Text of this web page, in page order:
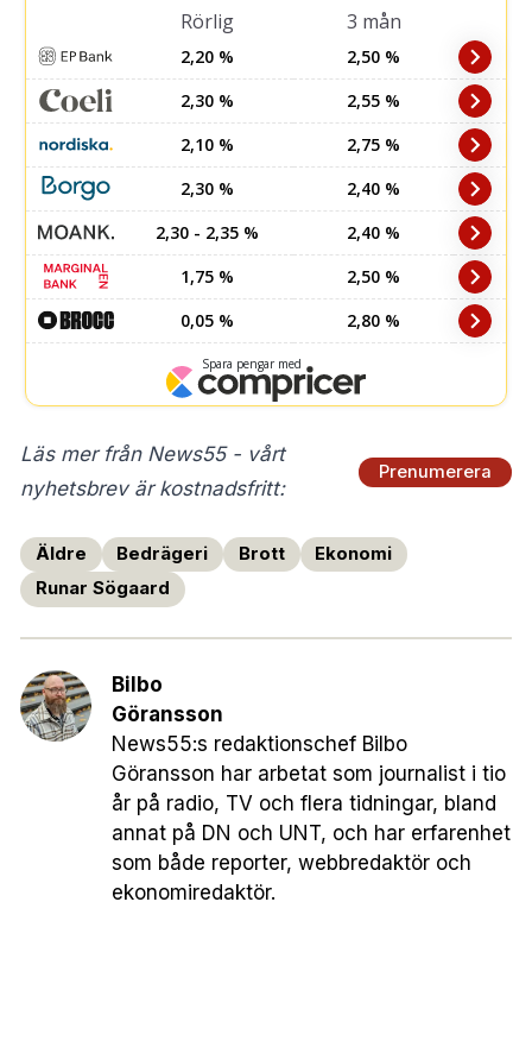
Läs mer från News55 - vårt
nyhetsbrev är kostnadsfritt:
Prenumerera
Äldre Bedrägeri Brott
Ekonomi
Runar Sögaard
Bilbo
Göransson
News55:s redaktionschef Bilbo
Göransson har arbetat som journalist i tio
år på radio, TV och flera tidningar, bland
annat på DN och UNT, och har erfarenhet
som både reporter, webbredaktör och
ekonomiredaktör.